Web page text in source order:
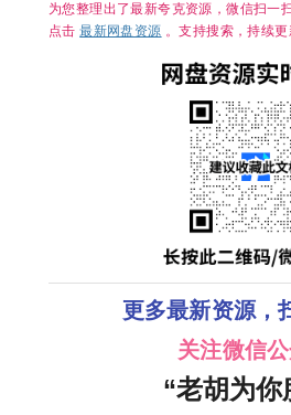
为您整理出了最新夸克资源，微信扫一
点击最新网盘资源 。支持搜索，持续
更多最新资源，
关注微信
“老胡为你